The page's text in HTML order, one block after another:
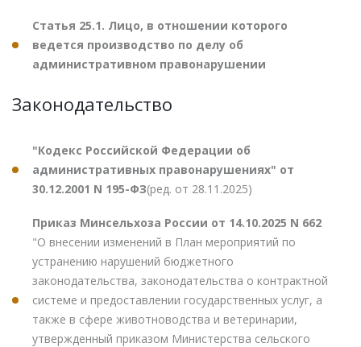
Статья 25.1. Лицо, в отношении которого
ведется производство по делу об
административном правонарушении
Законодательство
"Кодекс Российской Федерации об
административных правонарушениях" от
30.12.2001 N 195-ФЗ(ред. от 28.11.2025)
Приказ Минсельхоза России от 14.10.2025 N 662
"О внесении изменений в План мероприятий по
устранению нарушений бюджетного
законодательства, законодательства о контрактной
системе и предоставлении государственных услуг, а
также в сфере животноводства и ветеринарии,
утвержденный приказом Министерства сельского